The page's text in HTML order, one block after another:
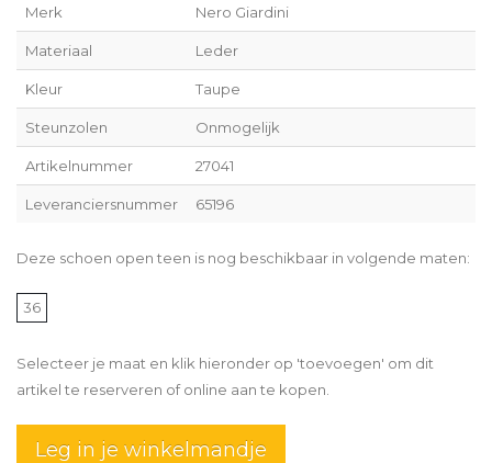
Merk Nero Giardini
Materiaal Leder
Kleur Taupe
Steunzolen Onmogelijk
Artikelnummer 27041
Leveranciersnummer 65196
Deze schoen open teen is nog beschikbaar in volgende maten:
36
Selecteer je maat en klik hieronder op 'toevoegen' om dit
artikel te reserveren of online aan te kopen.
Leg in je winkelmandje